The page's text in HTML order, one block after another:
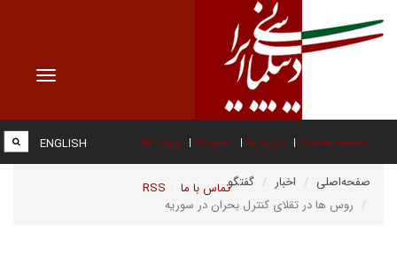
Toggle
صفحه نخست درباره ما عضویت پیوند ها
تماس با ما RSS
ENGLISH
صفحه‌اصلی اخبار
گفتگو
روس ها در تقلای کنترل بحران در سوریه